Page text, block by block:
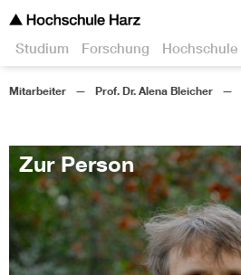
Studium Forschung Hochschule
Mitarbeiter Prof. Dr. Alena Bleicher
Zur Person